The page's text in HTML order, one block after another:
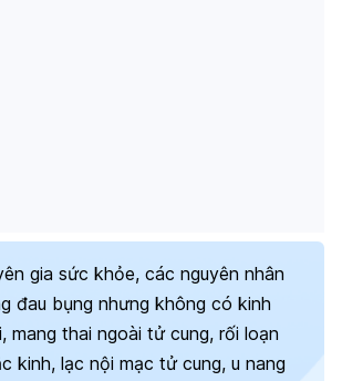
gia sức khỏe, các nguyên nhân
đau bụng nhưng không có kinh
mang thai ngoài tử cung, rối loạn
kinh, lạc nội mạc tử cung, u nang